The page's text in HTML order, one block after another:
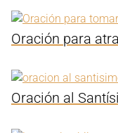
Oración para
Oración al